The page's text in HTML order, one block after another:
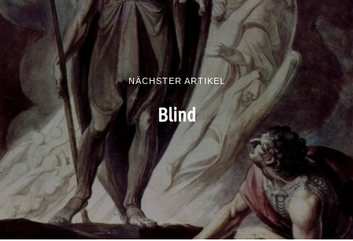
NÄCHSTER ARTIKEL
Blind